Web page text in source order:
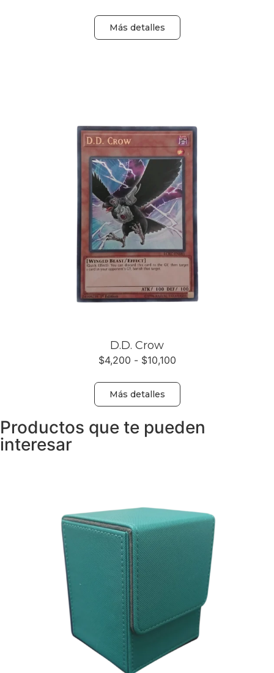
Más detalles
D.D. Crow
$4,200 - $10,100
Más detalles
Productos que te pueden
interesar